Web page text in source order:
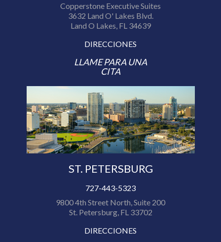
Copperstone Executive Suites
3632 Land O' Lakes Blvd.
Land O Lakes, FL 34639
DIRECCIONES
LLAME PARA UNA
CITA
ST. PETERSBURG
727-443-5323
9800 4th Street North, Suite 200
St. Petersburg, FL 33702
DIRECCIONES